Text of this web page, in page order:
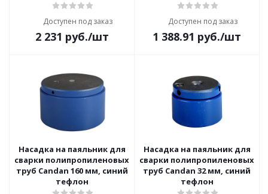
Доступен под заказ
2 231 руб./шт
Доступен под заказ
1 388.91 руб./шт
Насадка на паяльник для
сварки полипропиленовых
труб Candan 160 мм, синий
тефлон
Насадка на паяльник для
сварки полипропиленовых
труб Candan 32 мм, синий
тефлон